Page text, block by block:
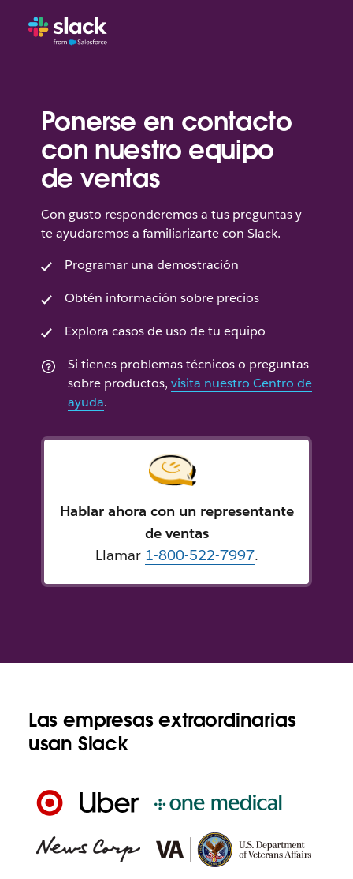
Ponerse en contacto
con nuestro equipo
de ventas
Con gusto responderemos a tus preguntas y
te ayudaremos a familiarizarte con Slack.
Programar una demostración
Obtén información sobre precios
Explora casos de uso de tu equipo
Si tienes problemas técnicos o preguntas
sobre productos, visita nuestro Centro de
ayuda.
Hablar ahora con un representante
de ventas
Llamar 1-800-522-7997.
Las empresas extraordinarias
usan Slack